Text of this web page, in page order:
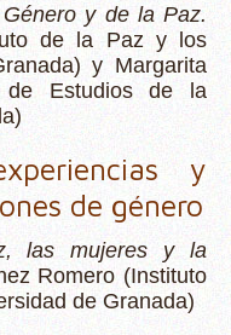
y de la Paz.
de la Paz y los
y Margarita
de Estudios de la
y
de género
las mujeres y la
Romero (Instituto
de Granada)